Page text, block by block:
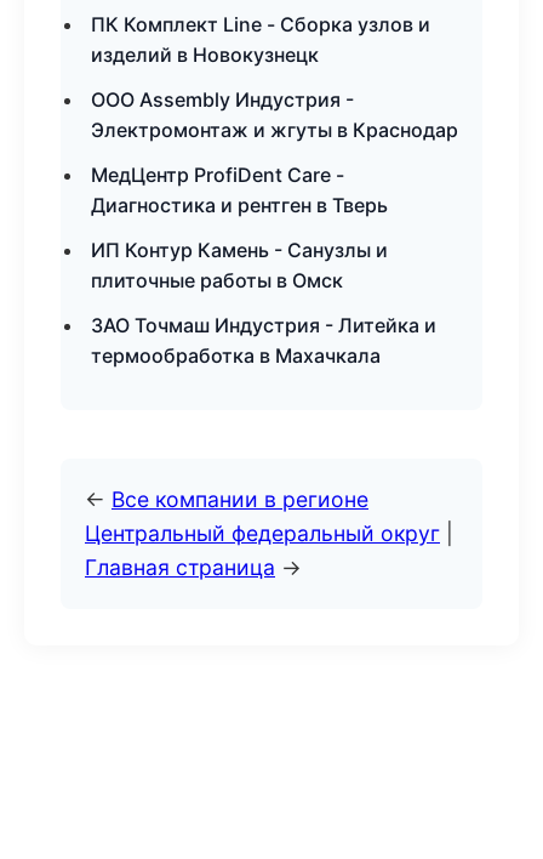
ПК Комплект Line - Сборка узлов и
изделий в Новокузнецк
ООО Assembly Индустрия -
Электромонтаж и жгуты в Краснодар
МедЦентр ProfiDent Care -
Диагностика и рентген в Тверь
ИП Контур Камень - Санузлы и
плиточные работы в Омск
ЗАО Точмаш Индустрия - Литейка и
термообработка в Махачкала
← Все компании в регионе
Центральный федеральный округ
Главная страница →